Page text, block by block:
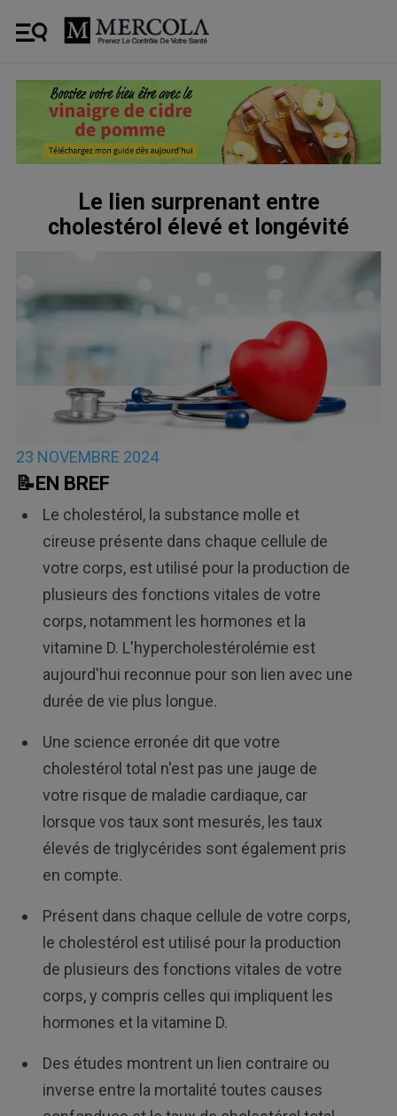
Le lien surprenant entre
cholestérol élevé et longévité
23 NOVEMBRE 2024
📝EN BREF
Le cholestérol, la substance molle et
cireuse présente dans chaque cellule de
votre corps, est utilisé pour la production de
plusieurs des fonctions vitales de votre
corps, notamment les hormones et la
vitamine D. L'hypercholestérolémie est
aujourd'hui reconnue pour son lien avec une
durée de vie plus longue.
Une science erronée dit que votre
cholestérol total n'est pas une jauge de
votre risque de maladie cardiaque, car
lorsque vos taux sont mesurés, les taux
élevés de triglycérides sont également pris
en compte.
Présent dans chaque cellule de votre corps,
le cholestérol est utilisé pour la production
de plusieurs des fonctions vitales de votre
corps, y compris celles qui impliquent les
hormones et la vitamine D.
Des études montrent un lien contraire ou
inverse entre la mortalité toutes causes